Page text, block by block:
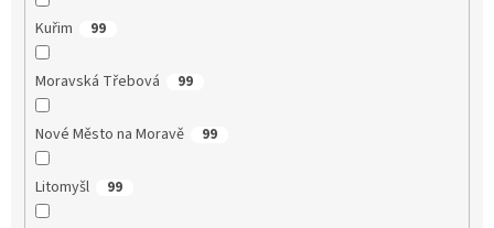
Kuřim 99
Moravská Třebová 99
Nové Město na Moravě 99
Litomyšl 99